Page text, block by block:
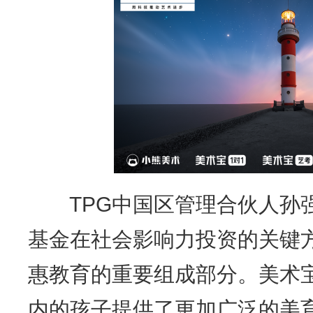
TPG中国区管理合伙人孙
基金在社会影响力投资的关键
惠教育的重要组成部分。美术